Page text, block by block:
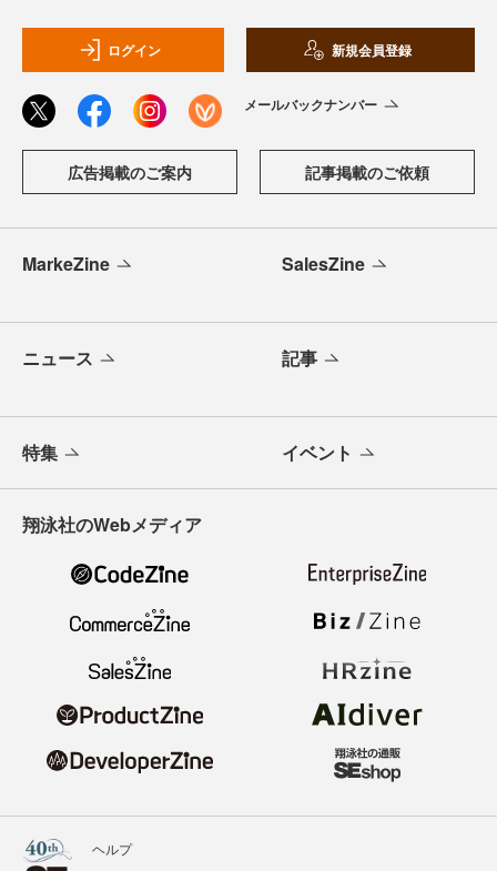
ログイン 新規会員登録
メールバックナンバー
広告掲載のご案内 記事掲載のご依頼
MarkeZine SalesZine
ニュース 記事
特集 イベント
翔泳社のWebメディア
ヘルプ